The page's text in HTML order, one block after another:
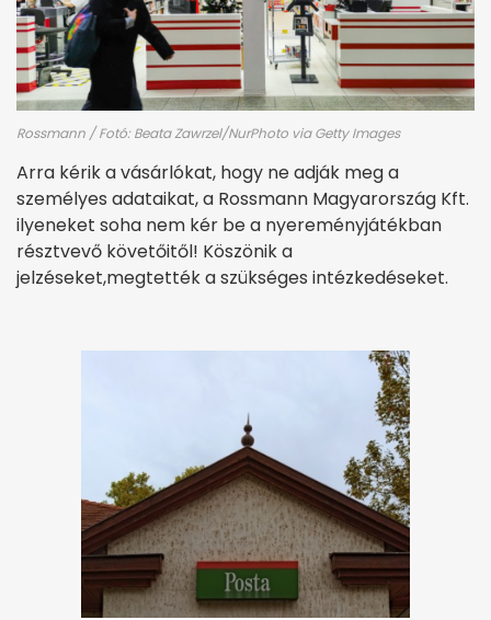
Rossmann / Fotó: Beata Zawrzel/NurPhoto via Getty Images
Arra kérik a vásárlókat, hogy ne adják meg a
személyes adataikat, a Rossmann Magyarország Kft.
ilyeneket soha nem kér be a nyereményjátékban
résztvevő követőitől! Köszönik a
jelzéseket,megtették a szükséges intézkedéseket.